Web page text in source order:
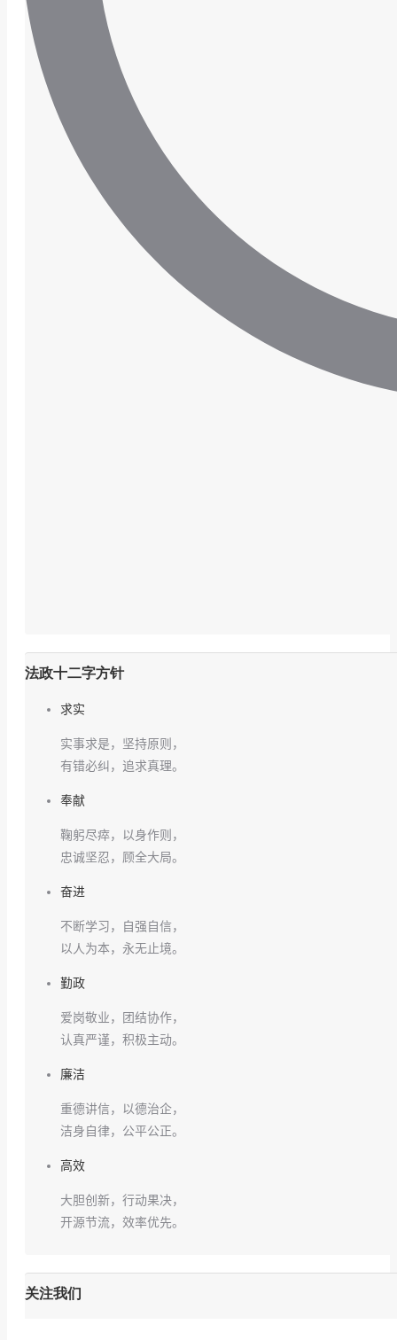
法政十二字方针
求实
实事求是，坚持原则，
有错必纠，追求真理。
奉献
鞠躬尽瘁，以身作则，
忠诚坚忍，顾全大局。
奋进
不断学习，自强自信，
以人为本，永无止境。
勤政
爱岗敬业，团结协作，
认真严谨，积极主动。
廉洁
重德讲信，以德治企，
洁身自律，公平公正。
高效
大胆创新，行动果决，
开源节流，效率优先。
关注我们